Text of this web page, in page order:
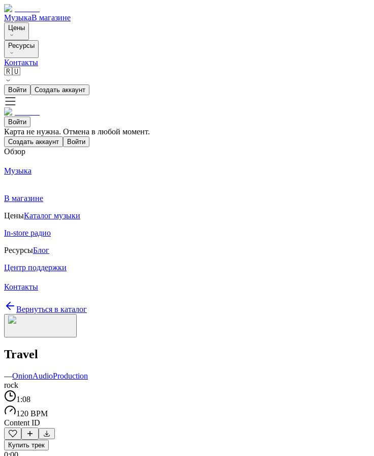
МузыкаВ магазине
Цены
Ресурсы
Контакты
🇷🇺
Войти Создать аккаунт
Войти
Карта не нужна. Отмена в любой момент.
Создать аккаунт Войти
Обзор
Музыка
В магазине
ЦеныКаталог музыки
In-store радио
РесурсыБлог
Центр поддержки
Контакты
Вернуться в каталог
Travel
—OnionAudioProduction
rock
1:08
120 BPM
Content ID
Купить трек